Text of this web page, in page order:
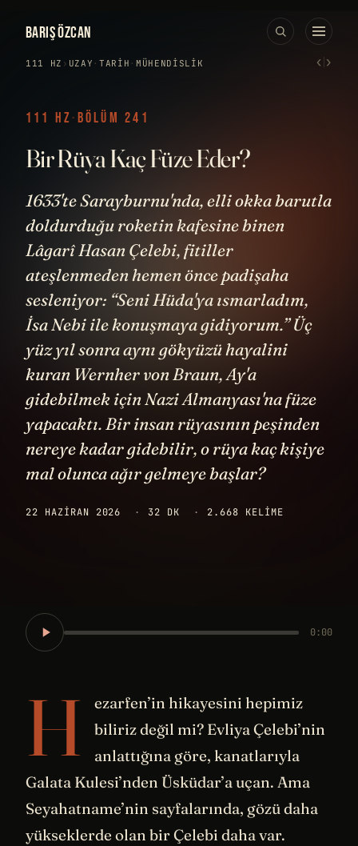
BARIŞ ÖZCAN
111 HZ › UZAY · TARIH · MÜHENDISLIK ‹ ›
111 HZ· BÖLÜM 241
Bir Rüya Kaç Füze Eder?
1633'te Sarayburnu'nda, elli okka barutla
doldurduğu roketin kafesine binen
Lâgarî Hasan Çelebi, fitiller
ateşlenmeden hemen önce padişaha
sesleniyor: “Seni Hüda'ya ısmarladım,
İsa Nebi ile konuşmaya gidiyorum.” Üç
yüz yıl sonra aynı gökyüzü hayalini
kuran Wernher von Braun, Ay'a
gidebilmek için Nazi Almanyası'na füze
yapacaktı. Bir insan rüyasının peşinden
nereye kadar gidebilir, o rüya kaç kişiye
mal olunca ağır gelmeye başlar?
22 HAZIRAN 2026 · 32 DK · 2.668 KELIME
0:00
H
ezarfen’in hikayesini hepimiz
biliriz değil mi? Evliya Çelebi’nin
anlattığına göre, kanatlarıyla
Galata Kulesi’nden Üsküdar’a uçan. Ama
Seyahatname’nin sayfalarında, gözü daha
yükseklerde olan bir Çelebi daha var.